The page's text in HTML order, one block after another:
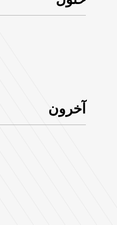
آخرون